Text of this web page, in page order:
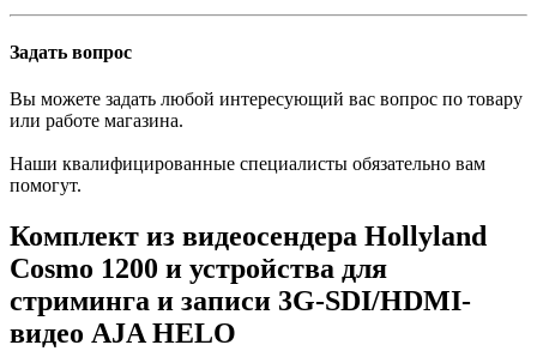
Задать вопрос
Вы можете задать любой интересующий вас вопрос по товару
или работе магазина.
Наши квалифицированные специалисты обязательно вам
помогут.
Комплект из видеосендера Hollyland
Cosmo 1200 и устройства для
стриминга и записи 3G-SDI/HDMI-
видео AJA HELO